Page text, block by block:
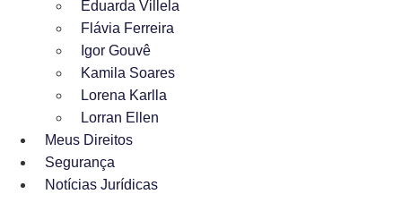
Eduarda Villela
Flávia Ferreira
Igor Gouvê
Kamila Soares
Lorena Karlla
Lorran Ellen
Meus Direitos
Segurança
Notícias Jurídicas